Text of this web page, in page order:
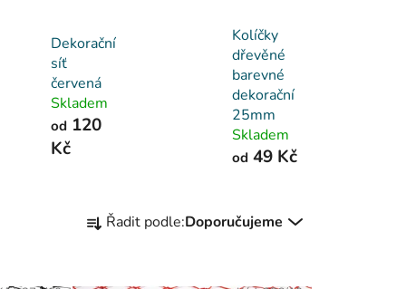
Dekorační
síť
červená
Skladem
od 120
Kč
Kolíčky
dřevěné
barevné
dekorační
25mm
Skladem
od49 Kč
a
e
Řadit podle:Doporučujeme